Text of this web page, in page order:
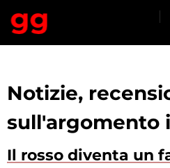
Notizie,
sull'argomento
Il rosso diventa un